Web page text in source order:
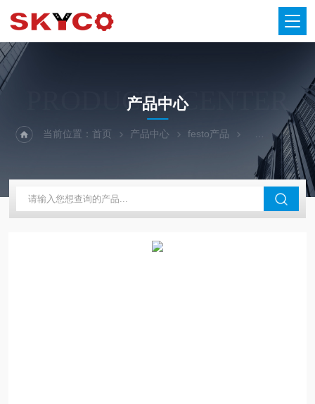
PRODUCTS CENTER
产品中心
当前位置：首页 产品中心 festo产品 FESTO接头